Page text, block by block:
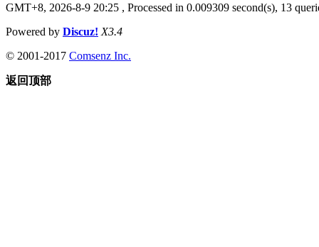
GMT+8, 2026-8-9 20:25 , Processed in 0.009309 second(s), 13
Powered by Discuz! X3.4
© 2001-2017 Comsenz Inc.
返回顶部